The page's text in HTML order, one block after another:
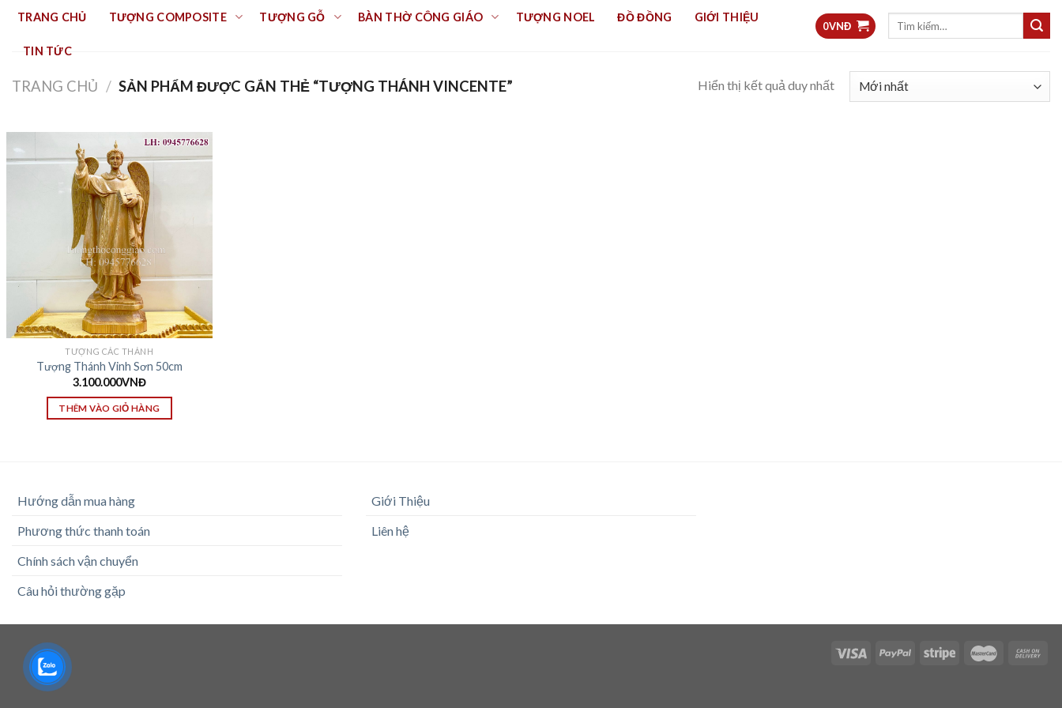
Skip
content
TRANG CHỦ TƯỢNG COMPOSITE TƯỢNG GỖ BÀN THỜ CÔNG GIÁO TƯỢNG NOEL ĐỒ ĐỒNG GIỚI THIỆU
TIN TỨC
0VNĐ
TRANG CHỦ / SẢN PHẨM ĐƯỢC GẮN THẺ “TƯỢNG THÁNH VINCENTE” Hiển thị kết quả duy nhất
TƯỢNG CÁC THÁNH
Tượng Thánh Vinh Sơn 50cm
3.100.000VNĐ
THÊM VÀO GIỎ HÀNG
Hướng dẫn mua hàng
Phương thức thanh toán
Chính sách vận chuyển
Câu hỏi thường gặp
Giới Thiệu
Liên hệ